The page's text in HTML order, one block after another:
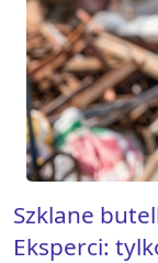
Szklane
Eksperci: